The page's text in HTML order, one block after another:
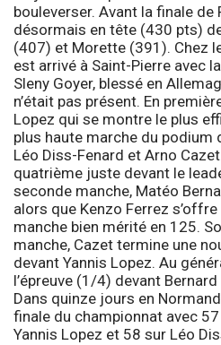
bouleverser. Avant la finale de
désormais en tête (430 pts)
(407) et Morette (391). Chez
est arrivé à Saint-Pierre avec
Sleny Goyer, blessé en
n’était pas présent. En
Lopez qui se montre le plus
plus haute marche du podium
Léo Diss-Fenard et Arno
quatrième juste devant le
seconde manche, Matéo
alors que Kenzo Ferrez
manche bien mérité en 125.
manche, Cazet termine une
devant Yannis Lopez. Au
l’épreuve (1/4) devant
Dans quinze jours en
finale du championnat avec
Yannis Lopez et 58 sur Léo